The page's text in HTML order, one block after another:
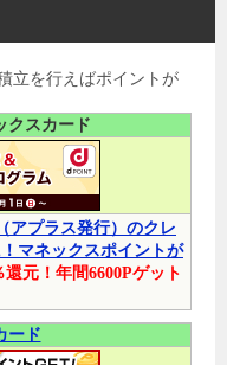
立を行えばポイントが
クスカード
アプラス発行）のクレ
マネックスポイントが
元！年間6600Pゲット
ード